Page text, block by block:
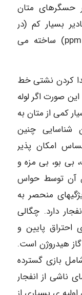
حسگرهای متان
بسیار کم (در
محدوده ی یک قسمت در میلیون ppm) ساخته می
کردن نشتی خط
صورت اگر لوله
کمی از متان به
شناسایی چنین
امکان پذیر
بی بو، بی مزه و
آن توسط حواس
منحصر به
دارد. چگالی
احتراق پایین و
هیدروژن است.
بازی گسترده
ناشی از انفجار